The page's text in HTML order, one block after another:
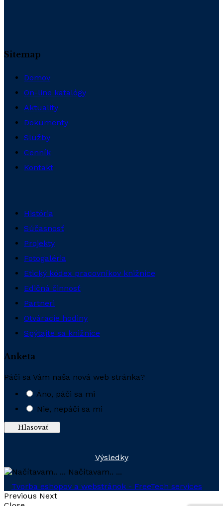
Sitemap
Domov
On-line katalógy
Aktuality
Dokumenty
Služby
Cenník
Kontakt
História
Súčasnosť
Projekty
Fotogaléria
Etický kódex pracovníkov knižnice
Edičná činnosť
Partneri
Otváracie hodiny
Spýtajte sa knižnice
Anketa
Páči sa Vám naša nová web stránka?
Áno, páči sa mi
Nie, nepáči sa mi
Výsledky
Načítavam.. ...
Tvorba eshopov a webstránok - FreeTech services
Previous Next